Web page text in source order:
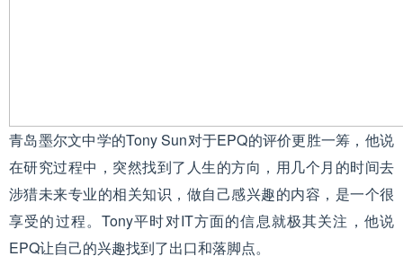
青岛墨尔文中学的Tony Sun对于EPQ的评价更胜一筹，他说
在研究过程中，突然找到了人生的方向，用几个月的时间去
涉猎未来专业的相关知识，做自己感兴趣的内容，是一个很
享受的过程。Tony平时对IT方面的信息就极其关注，他说
EPQ让自己的兴趣找到了出口和落脚点。